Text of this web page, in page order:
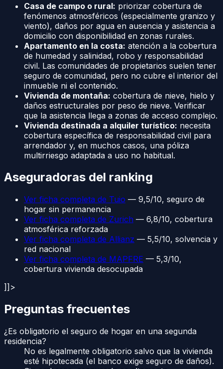
Casa de campo o rural: priorizar cobertura de
fenómenos atmosféricos (especialmente granizo y
viento), daños por agua en ausencia y asistencia a
domicilio con disponibilidad en zonas rurales.
Apartamento en la costa: atención a la cobertura
de humedad y salinidad, robo y responsabilidad
civil. Las comunidades de propietarios suelen tener
seguro de comunidad, pero no cubre el interior del
inmueble ni el contenido.
Vivienda de montaña: cobertura de nieve, hielo y
daños estructurales por peso de nieve. Verificar
que la asistencia llega a zonas de acceso complejo.
Vivienda destinada a alquiler turístico: necesita
cobertura específica de responsabilidad civil para
arrendador y, en muchos casos, una póliza
multirriesgo adaptada a uso no habitual.
Aseguradoras del ranking
Ver ficha completa de Tuio — 9,5/10, seguro de
hogar sin permanencia
Ver ficha completa de Zurich — 6,8/10, cobertura
atmosférica reforzada
Ver ficha completa de Allianz — 5,5/10, solvencia y
red nacional
Ver ficha completa de MAPFRE — 5,3/10,
cobertura vivienda desocupada
]]>
Preguntas frecuentes
¿Es obligatorio el seguro de hogar en una segunda
residencia?
No es legalmente obligatorio salvo que la vivienda
esté hipotecada (el banco exige seguro de daños).